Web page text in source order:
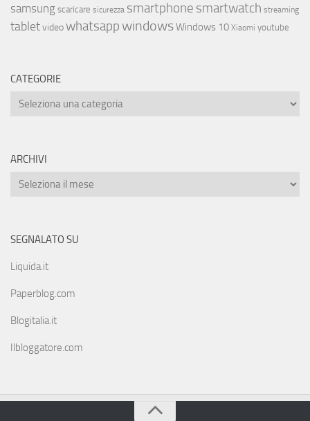
samsungscaricare sicurezza smartphone smartwatch streaming
tabletvideowhatsappwindowsWindows 10 Xiaomi youtube
CATEGORIE
ARCHIVI
SEGNALATO SU
Liquida.it
Paperblog.com
Blogitalia.it
Ilbloggatore.com